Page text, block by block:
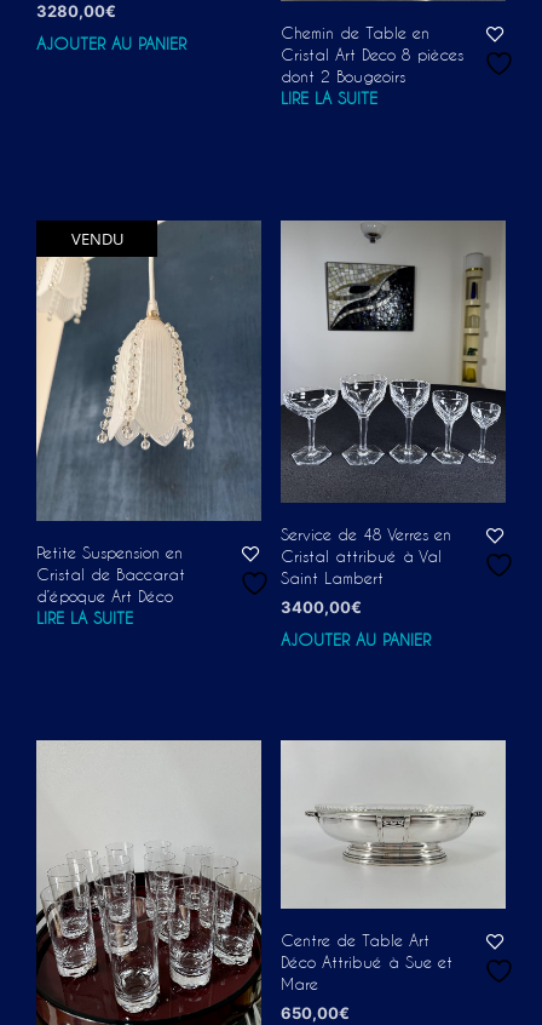
3280,00€
AJOUTER AU PANIER
Chemin de Table en
Cristal Art Deco 8 pièces
dont 2 Bougeoirs
LIRE LA SUITE
VENDU
Petite Suspension en
Cristal de Baccarat
d’époque Art Déco
LIRE LA SUITE
Service de 48 Verres en
Cristal attribué à Val
Saint Lambert
3400,00€
AJOUTER AU PANIER
Centre de Table Art
Déco Attribué à Sue et
Mare
650,00€